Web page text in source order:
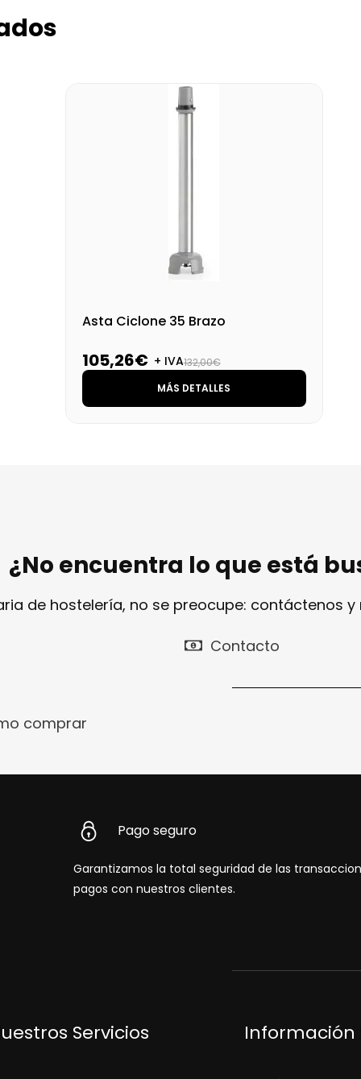
Asta Ciclone 35 Brazo
105,26€ + IVA132,00€
MÁS DETALLES
¿No encuentra lo que está
de hostelería, no se preocupe: contáctenos
Contacto
comprar
Pago seguro
Garantizamos la total seguridad de las
pagos con nuestros clientes.
Servicios Información